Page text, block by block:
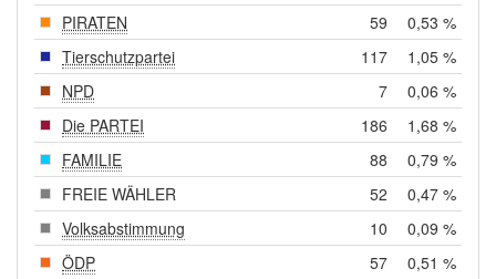
PIRATEN
59
0,53 %
Tierschutzpartei
117
1,05 %
NPD
7
0,06 %
Die PARTEI
186
1,68 %
FAMILIE
88
0,79 %
FREIE WÄHLER
52
0,47 %
Volksabstimmung
10
0,09 %
ÖDP
57
0,51 %